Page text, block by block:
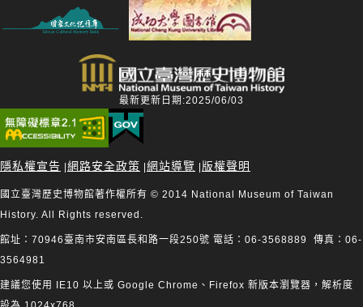
最新更新日期:2025/06/03
隱私權宣告 網路安全政策 網站導覽 版權聲明
國立臺灣歷史博物館著作權所有 © 2014 National Museum of Taiwan
History. All Rights reserved.
館址：70946臺南市安南區長和路一段250號 電話：06-3568889 傳真：06-
3564981
建議您使用 IE10 以上或 Google Chrome、Firefox 新版本瀏覽器，解析度